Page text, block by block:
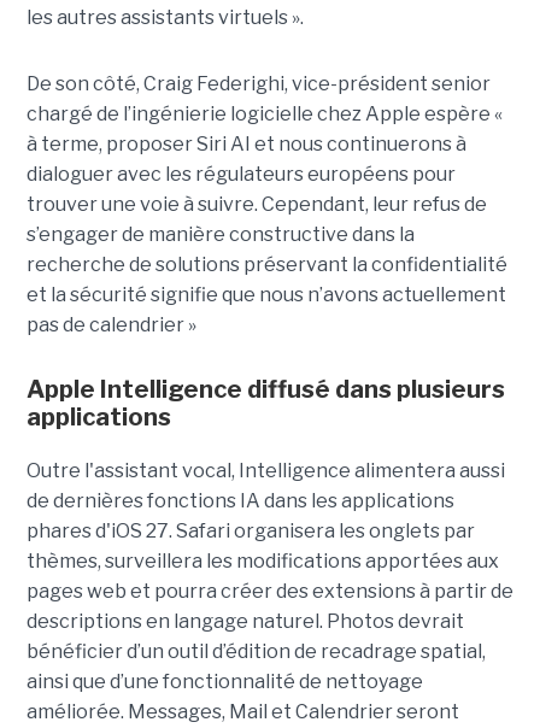
les autres assistants virtuels ».
De son côté, Craig Federighi, vice-président senior
chargé de l’ingénierie logicielle chez Apple espère «
à terme, proposer Siri AI et nous continuerons à
dialoguer avec les régulateurs européens pour
trouver une voie à suivre. Cependant, leur refus de
s’engager de manière constructive dans la
recherche de solutions préservant la confidentialité
et la sécurité signifie que nous n’avons actuellement
pas de calendrier »
Apple Intelligence diffusé dans plusieurs
applications
Outre l'assistant vocal, Intelligence alimentera aussi
de dernières fonctions IA dans les applications
phares d'iOS 27. Safari organisera les onglets par
thèmes, surveillera les modifications apportées aux
pages web et pourra créer des extensions à partir de
descriptions en langage naturel. Photos devrait
bénéficier d’un outil d’édition de recadrage spatial,
ainsi que d’une fonctionnalité de nettoyage
améliorée. Messages, Mail et Calendrier seront